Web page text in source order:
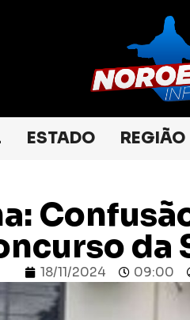
ESTADO REGIÃO
da
18/11/2024 09:00